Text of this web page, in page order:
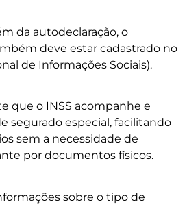
da autodeclaração, o
deve estar cadastrado no
de Informações Sociais).
que o INSS acompanhe e
segurado especial, facilitando
sem a necessidade de
por documentos físicos.
sobre o tipo de